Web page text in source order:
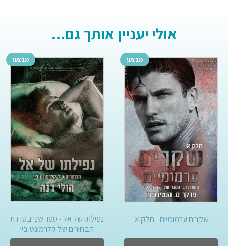
אולי יעניין אותך גם...
מבצע!
שקרים ערמומיים - חלק א'
מבצע!
נפילתו של אל - ספר שני בסדרת
הבחורים של קלרמונט ביי